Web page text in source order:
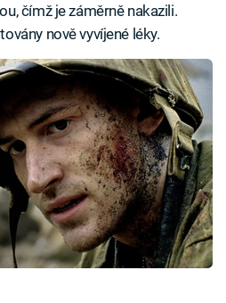
čímž je záměrně nakazili.
nově vyvíjené léky.